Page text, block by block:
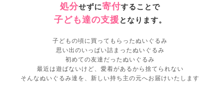
処分せずに寄付することで
子ども達の支援 となります。
子どもの頃に買ってもらったぬいぐるみ
思い出のいっぱい詰まったぬいぐるみ
初めての友達だったぬいぐるみ
最近は遊ばないけど、愛着があるから捨てられない
そんなぬいぐるみ達を、新しい持ち主の元へお届けいたします